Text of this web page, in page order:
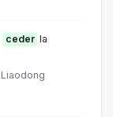
ceder la
Liaodong